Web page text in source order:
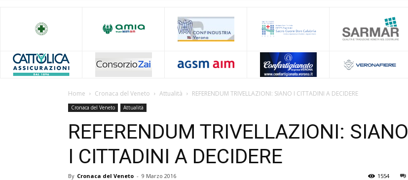
Veneto
Home Cronaca del Veneto Attualità REFERENDUM TRIVELLAZIONI: SIANO I CITTADINI A DECIDERE
Cronaca del Veneto Attualità
REFERENDUM TRIVELLAZIONI: SIANO
I CITTADINI A DECIDERE
By Cronaca del Veneto - 9 Marzo 2016 1554